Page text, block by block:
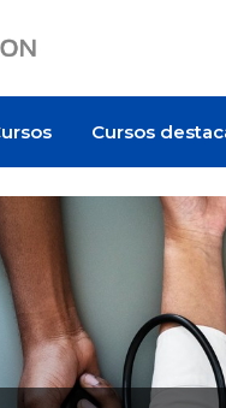
Cursos